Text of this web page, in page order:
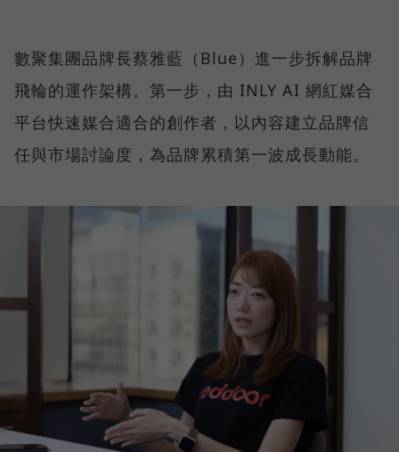
數聚集團品牌長蔡雅藍（Blue）進一步拆解品牌
飛輪的運作架構。第一步，由 INLY AI 網紅媒合
平台快速媒合適合的創作者，以內容建立品牌信
任與市場討論度，為品牌累積第一波成長動能。